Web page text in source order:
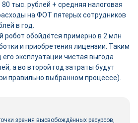
тыс. рублей + средняя налоговая
на ФОТ пятерых сотрудников
в год.
робот обойдётся примерно в 2 млн
и приобретения лицензии. Таким
эксплуатации чистая выгода
а во второй год затраты будут
правильно выбранном процессе).
зрения высвобождённых ресурсов,